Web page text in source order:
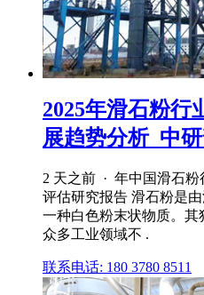
2025年滑石粉行
展趋势分析_中
2 天之前 · 年中国滑石
评估研究报告 滑石粉是
一种白色粉末状物质。
众多工业领域不 .
联系电话: 180 3780 8511